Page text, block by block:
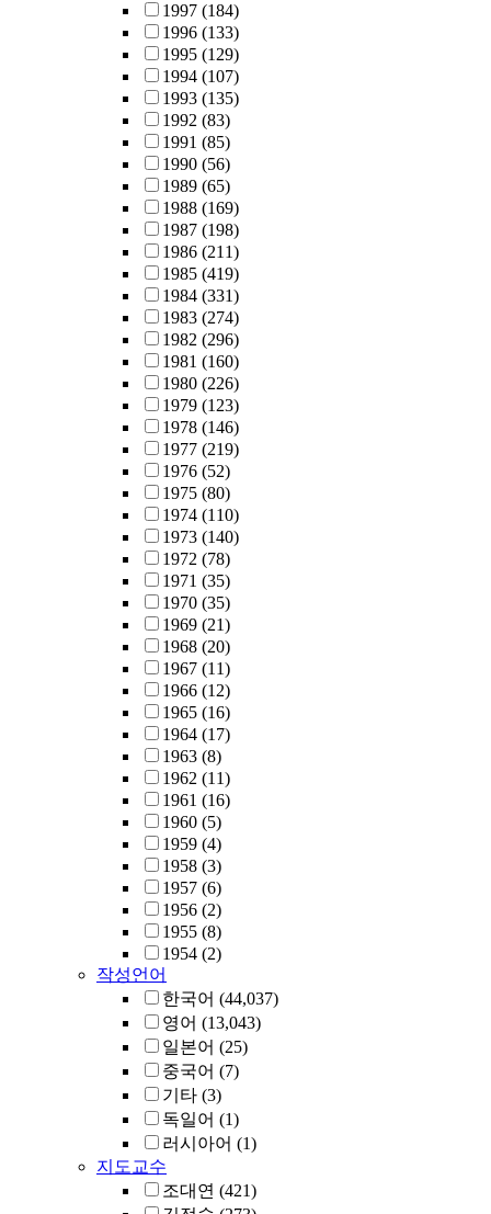
1997 (184)
1996 (133)
1995 (129)
1994 (107)
1993 (135)
1992 (83)
1991 (85)
1990 (56)
1989 (65)
1988 (169)
1987 (198)
1986 (211)
1985 (419)
1984 (331)
1983 (274)
1982 (296)
1981 (160)
1980 (226)
1979 (123)
1978 (146)
1977 (219)
1976 (52)
1975 (80)
1974 (110)
1973 (140)
1972 (78)
1971 (35)
1970 (35)
1969 (21)
1968 (20)
1967 (11)
1966 (12)
1965 (16)
1964 (17)
1963 (8)
1962 (11)
1961 (16)
1960 (5)
1959 (4)
1958 (3)
1957 (6)
1956 (2)
1955 (8)
1954 (2)
작성언어
한국어 (44,037)
영어 (13,043)
일본어 (25)
중국어 (7)
기타 (3)
독일어 (1)
러시아어 (1)
지도교수
조대연 (421)